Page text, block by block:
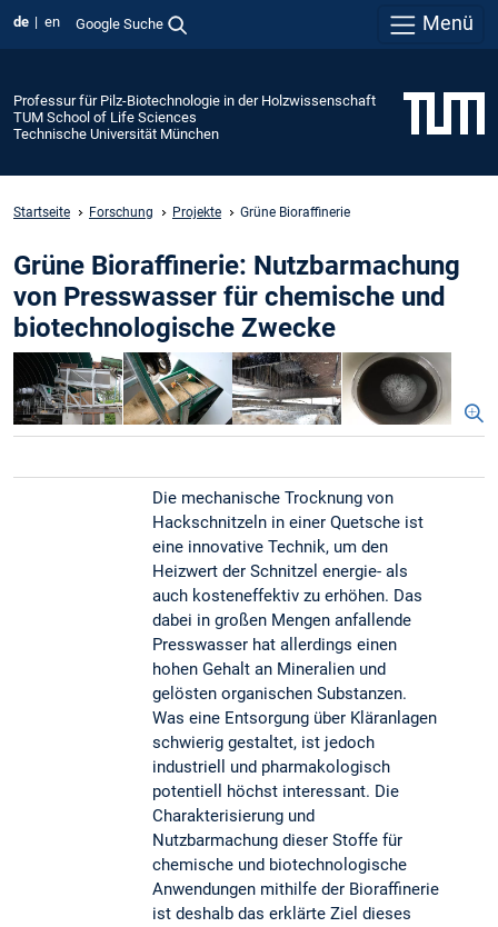
de en Google Suche Menü
Professur für Pilz-Biotechnologie in der Holzwissenschaft
TUM School of Life Sciences
Technische Universität München
Startseite Forschung Projekte Grüne Bioraffinerie
Grüne Bioraffinerie: Nutzbarmachung
von Presswasser für chemische und
biotechnologische Zwecke
Die mechanische Trocknung von
Hackschnitzeln in einer Quetsche ist
eine innovative Technik, um den
Heizwert der Schnitzel energie- als
auch kosteneffektiv zu erhöhen. Das
dabei in großen Mengen anfallende
Presswasser hat allerdings einen
hohen Gehalt an Mineralien und
gelösten organischen Substanzen.
Was eine Entsorgung über Kläranlagen
schwierig gestaltet, ist jedoch
industriell und pharmakologisch
potentiell höchst interessant. Die
Charakterisierung und
Nutzbarmachung dieser Stoffe für
chemische und biotechnologische
Anwendungen mithilfe der Bioraffinerie
ist deshalb das erklärte Ziel dieses